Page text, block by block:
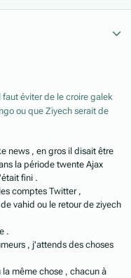
éviter de le croire galek
ou que Ziyech serait de
news , en gros il disait être
la période twente Ajax
fini .
comptes Twitter ,
vahid ou le retour de ziyech
.
, j'attends des choses
même chose , chacun à